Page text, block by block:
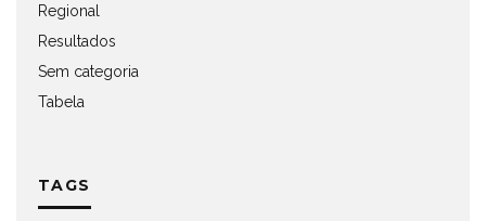
Regional
Resultados
Sem categoria
Tabela
TAGS